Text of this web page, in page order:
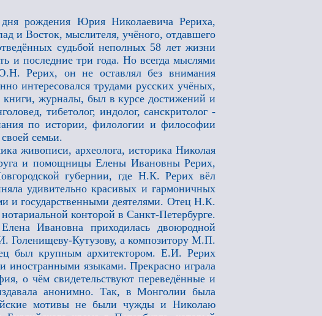
рождения Юрия Николаевича Рериха,
и Восток, мыслителя, учёного, отдавшего
судьбой неполных 58 лет жизни
и последние три года. Но всегда мыслями
Рерих, он не оставлял без внимания
интересовался трудами русских учёных,
книги, журналы, был в курсе достижений и
тибетолог, индолог, санскритолог -
по истории, филологии и философии
семьи.
живописи, археолога, историка Николая
и помощницы Елены Ивановны Рерих,
губернии, где Н.К. Рерих вёл
удивительно красивых и гармоничных
и государственными деятелями. Отец Н.К.
конторой в Санкт-Петербурге.
Ивановна приходилась двоюродной
Голенищеву-Кутузову, а композитору М.П.
был крупным архитектором. Е.И. Рерих
иностранными языками. Прекрасно играла
о чём свидетельствуют переведённые и
анонимно. Так, в Монголии была
мотивы не были чужды и Николаю